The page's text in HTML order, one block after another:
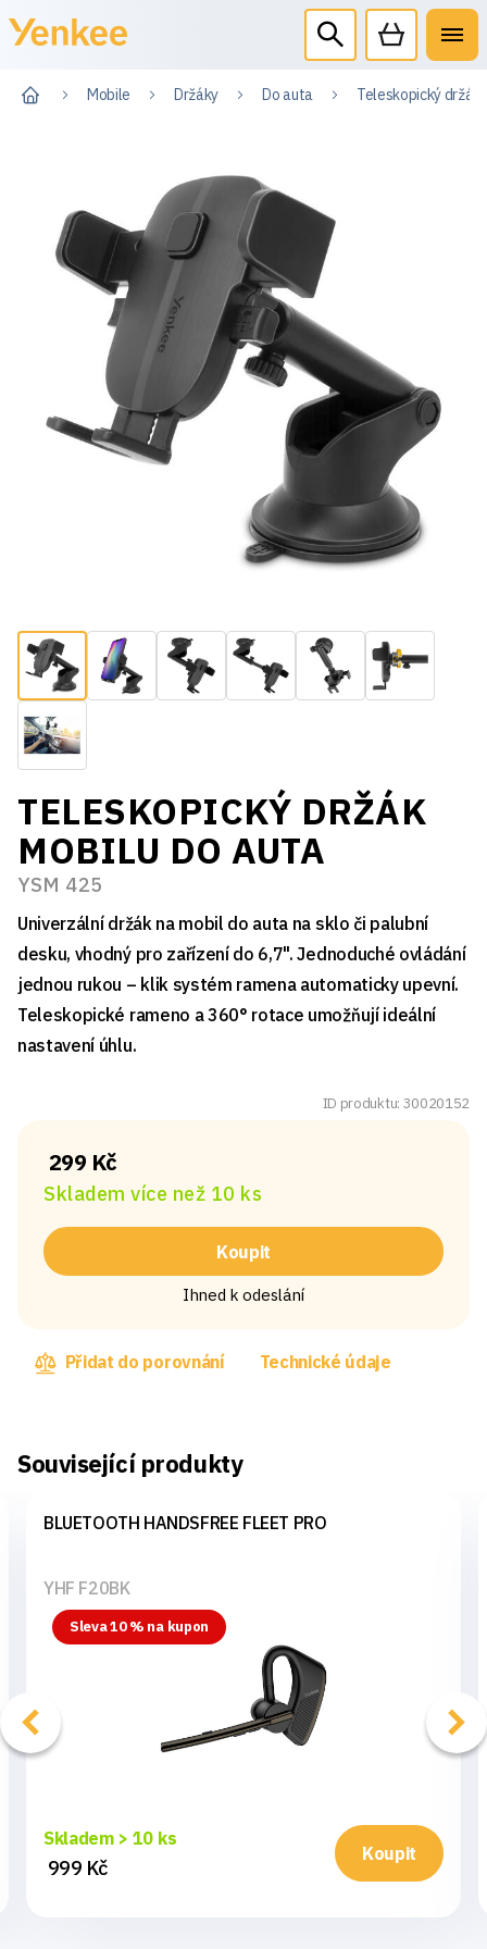
Mobile Držáky Do auta Teleskopický držák
TELESKOPICKÝ DRŽÁK
MOBILU DO AUTA
YSM 425
Univerzální držák na mobil do auta na sklo či palubní
desku, vhodný pro zařízení do 6,7". Jednoduché ovládání
jednou rukou – klik systém ramena automaticky upevní.
Teleskopické rameno a 360° rotace umožňují ideální
nastavení úhlu.
ID produktu: 30020152
299 Kč
Skladem více než 10 ks
Koupit
Ihned k odeslání
Přidat do porovnání Technické údaje
Související produkty
BLUETOOTH HANDSFREE FLEET PRO
YHF F20BK
Sleva 10 % na kupon
Skladem > 10 ks
999 Kč
Koupit